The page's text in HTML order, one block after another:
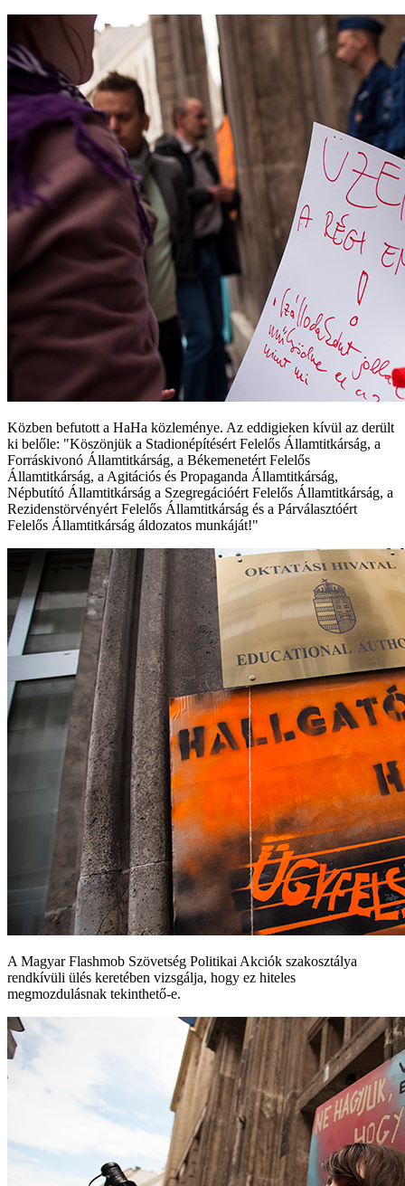
Közben befutott a HaHa közleménye. Az eddigieken kívül az derült
ki belőle: "Köszönjük a Stadionépítésért Felelős Államtitkárság, a
Forráskivonó Államtitkárság, a Békemenetért Felelős
Államtitkárság, a Agitációs és Propaganda Államtitkárság,
Népbutító Államtitkárság a Szegregációért Felelős Államtitkárság, a
Rezidenstörvényért Felelős Államtitkárság és a Párválasztóért
Felelős Államtitkárság áldozatos munkáját!"
A Magyar Flashmob Szövetség Politikai Akciók szakosztálya
rendkívüli ülés keretében vizsgálja, hogy ez hiteles
megmozdulásnak tekinthető-e.